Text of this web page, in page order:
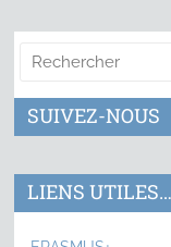
SUIVEZ-NOUS
LIENS UTILES…